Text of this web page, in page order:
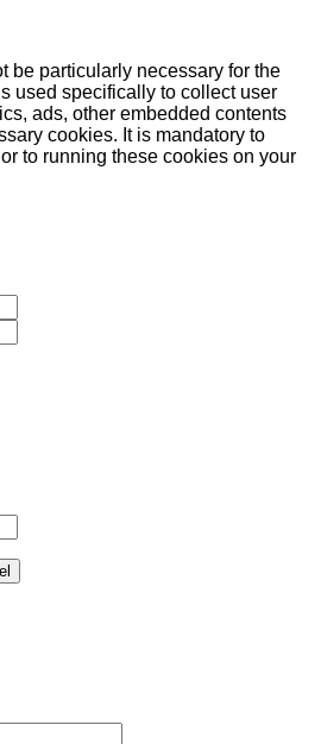
be particularly necessary for the
used specifically to collect user
ads, other embedded contents
cookies. It is mandatory to
to running these cookies on your